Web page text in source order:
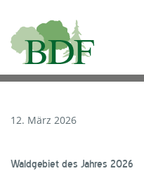
12. März 2026
Waldgebiet des Jahres 2026